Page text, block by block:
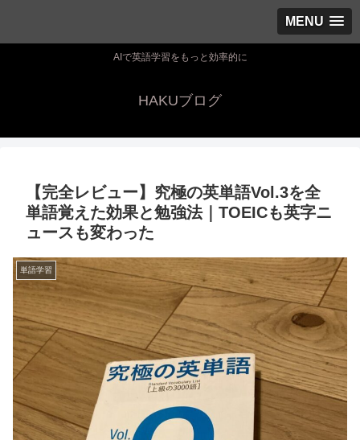
MENU
AIで英語学習をもっと効率的に
HAKUブログ
【完全レビュー】究極の英単語Vol.3を全
単語覚えた効果と勉強法｜TOEICも英字ニ
ュースも変わった
単語学習